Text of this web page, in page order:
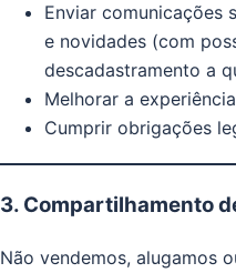
Enviar comunicações
e novidades (com
descadastramento a
Melhorar a
Cumprir obrigações
3. Compartilhamento
Não vendemos, alugamos